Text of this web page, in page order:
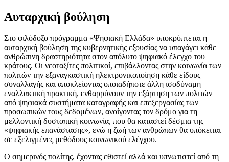
Αυταρχική βούληση
Στο φιλόδοξο πρόγραμμα «Ψηφιακή Ελλάδα» υποκρύπτεται η
αυταρχική βούληση της κυβερνητικής εξουσίας να υπαγάγει κάθε
ανθρώπινη δραστηριότητα στον απόλυτο ψηφιακό έλεγχο του
κράτους. Οι νεοταξίτες πολιτικοί, επιβάλλοντας στην κοινωνία των
πολιτών την εξαναγκαστική ηλεκτρονικοποίηση κάθε είδους
συναλλαγής και αποκλείοντας οποιαδήποτε άλλη ισοδύναμη
εναλλακτική πρακτική, ενθαρρύνουν την εξάρτηση των πολιτών
από ψηφιακά συστήματα καταγραφής και επεξεργασίας των
προσωπικών τους δεδομένων, ανοίγοντας τον δρόμο για τη
μελλοντική δυστοπική κοινωνία, που θα καταστεί δέσμια της
«ψηφιακής επανάστασης», ενώ η ζωή των ανθρώπων θα υπόκειται
σε εξελιγμένες μεθόδους κοινωνικού ελέγχου.
Ο σημερινός πολίτης, έχοντας εθιστεί αλλά και υπνωτιστεί από τη